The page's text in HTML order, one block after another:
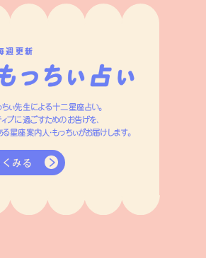
週更新
ぃ先生による十二星座占い。
ブに過ごすためのお告げを、
星座案内人・もっちぃがお届けします。
みる